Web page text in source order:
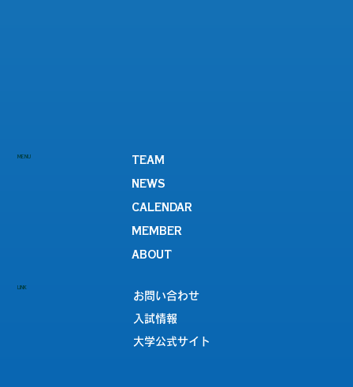
MENU
TEAM
NEWS
CALENDAR
MEMBER
ABOUT
LINK
お問い合わせ
入試情報
大学公式サイト